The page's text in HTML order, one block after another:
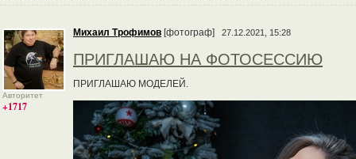
Авторитет
+1717
Михаил Трофимов [фотограф] 27.12.2021, 15:28
ПРИГЛАШАЮ НА ФОТОСЕССИЮ
ПРИГЛАШАЮ МОДЕЛЕЙ.